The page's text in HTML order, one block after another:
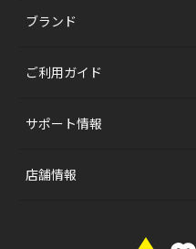
ブランド
ご利用ガイド
サポート情報
店舗情報